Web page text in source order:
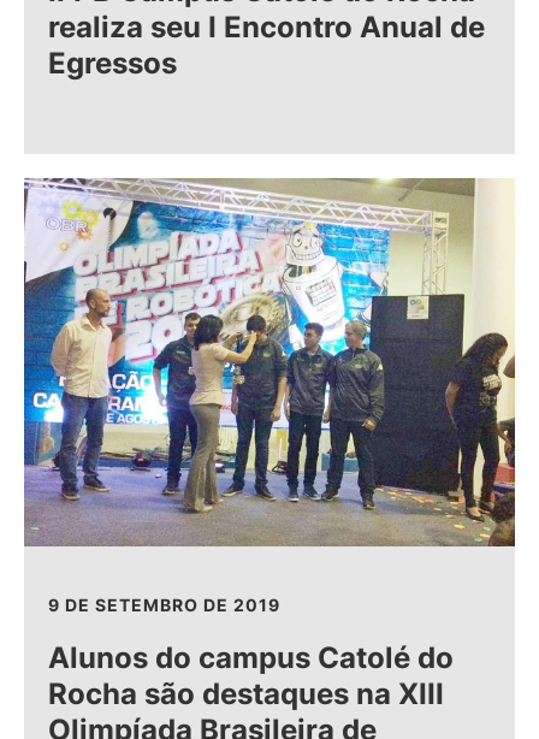
realiza seu I Encontro Anual de
Egressos
9 DE SETEMBRO DE 2019
Alunos do campus Catolé do
Rocha são destaques na XIII
Olimpíada Brasileira de